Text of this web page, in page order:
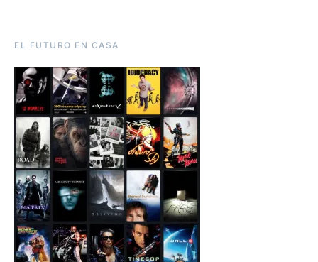
EL FUTURO EN CASA